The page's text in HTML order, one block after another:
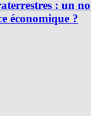
: un
économique ?